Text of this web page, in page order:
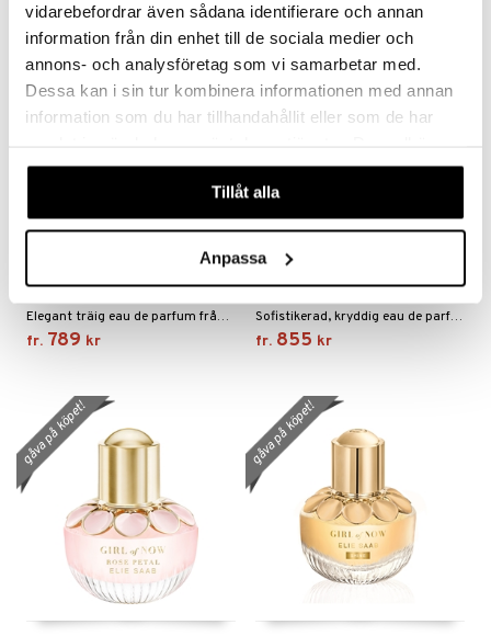
vidarebefordrar även sådana identifierare och annan
information från din enhet till de sociala medier och
annons- och analysföretag som vi samarbetar med.
Dessa kan i sin tur kombinera informationen med annan
information som du har tillhandahållit eller som de har
våra cookies vid fortsatt användande av vår webbplats.
Tillåt alla
Anpassa
Finns i flera varianter
Elegant träig eau de parfum från Elie Saab
fr. 789 kr
gåva på köpet!
Finns i flera varianter
Elie Saab L'Homme - Eau
Sofistikerad, kryddig eau de parfum från Elie Saab
fr. 855 kr
gåva på köpet!
gåva på köpet! gåva på köpet!